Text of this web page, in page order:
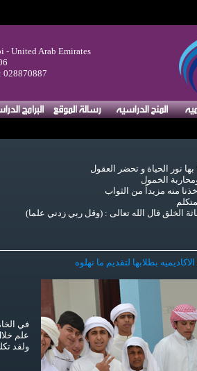
- United Arab Emirates
028870887
نور الحياة و تحضر العقول
الخمول
منه مزيداً من الثواب
(الخلق قال الله تعالى : (وقل ربي زدني علما
في
علم
ولقد
بطلابها لتقديم ما نهلوه